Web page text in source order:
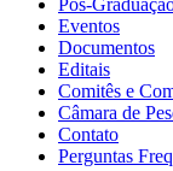
Eventos
Documentos
Editais
Comitês e
Câmara de
Contato
Perguntas